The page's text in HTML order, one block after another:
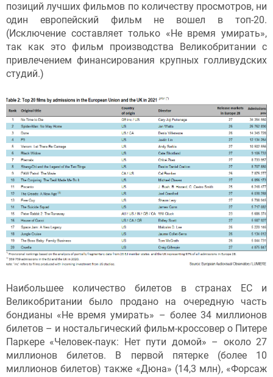
позиций лучших фильмов по количеству просмотров, ни
один европейский фильм не вошел в топ-20.
(Исключение составляет только «Не время умирать»,
так как это фильм производства Великобритании с
привлечением финансирования крупных голливудских
студий.)
Наибольшее количество билетов в странах ЕС и
Великобритании было продано на очередную часть
бондианы «Не время умирать» – более 34 миллионов
билетов – и ностальгический фильм-кроссовер о Питере
Паркере «Человек-паук: Нет пути домой» – около 27
миллионов билетов. В первой пятерке (более 10
миллионов билетов) также «Дюна» (14,3 млн), «Форсаж